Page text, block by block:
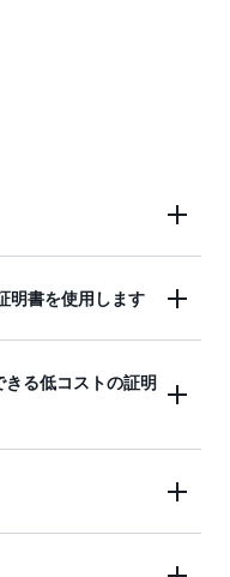
ルチクラウドワーク
明書を使用します
AWS サービスに
Load Balancing、
る低コストの証明
ンプレミスホス